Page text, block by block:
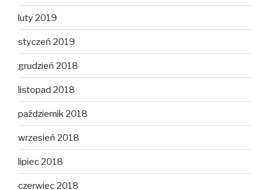
luty 2019
styczeń 2019
grudzień 2018
listopad 2018
październik 2018
wrzesień 2018
lipiec 2018
czerwiec 2018